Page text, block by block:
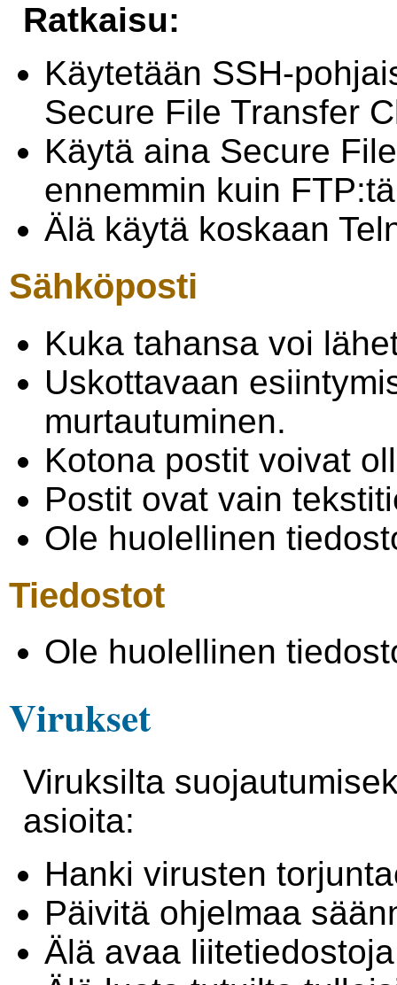
Ratkaisu:
Käytetään SSH-
Secure File Transfer
Käytä aina Secure
ennemmin kuin
Älä käytä koskaan
Sähköposti
Kuka tahansa voi
Uskottavaan
murtautuminen.
Kotona postit voivat
Postit ovat vain
Ole huolellinen
Tiedostot
Ole huolellinen
Virukset
Viruksilta
asioita:
Hanki virusten
Päivitä ohjelmaa
Älä avaa